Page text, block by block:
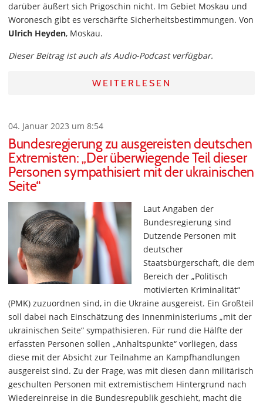
darüber äußert sich Prigoschin nicht. Im Gebiet Moskau und
Woronesch gibt es verschärfte Sicherheitsbestimmungen. Von
Ulrich Heyden, Moskau.
Dieser Beitrag ist auch als Audio-Podcast verfügbar.
WEITERLESEN
04. Januar 2023 um 8:54
Bundesregierung zu ausgereisten deutschen
Extremisten: „Der überwiegende Teil dieser
Personen sympathisiert mit der ukrainischen
Seite“
Laut Angaben der
Bundesregierung sind
Dutzende Personen mit
deutscher
Staatsbürgerschaft, die dem
Bereich der „Politisch
motivierten Kriminalität“
(PMK) zuzuordnen sind, in die Ukraine ausgereist. Ein Großteil
soll dabei nach Einschätzung des Innenministeriums „mit der
ukrainischen Seite“ sympathisieren. Für rund die Hälfte der
erfassten Personen sollen „Anhaltspunkte“ vorliegen, dass
diese mit der Absicht zur Teilnahme an Kampfhandlungen
ausgereist sind. Zu der Frage, was mit diesen dann militärisch
geschulten Personen mit extremistischem Hintergrund nach
Wiedereinreise in die Bundesrepublik geschieht, macht die